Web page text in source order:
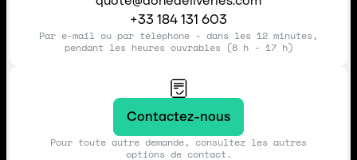
+33 184 131 603
Par e-mail ou par téléphone - dans les 12 minutes,
pendant les heures ouvrables (8 h - 17 h)
Contactez-nous
Pour toute autre demande, consultez les autres
options de contact.